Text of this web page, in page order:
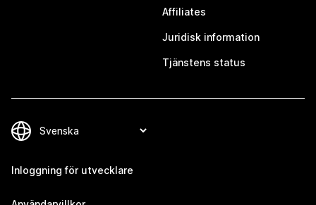
Affiliates
Juridisk information
Tjänstens status
Inloggning för utvecklare